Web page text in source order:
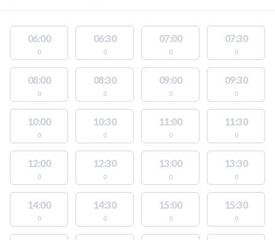
06:00
0
06:30
0
07:00
0
07:30
0
08:00
0
08:30
0
09:00
0
09:30
0
10:00
0
10:30
0
11:00
0
11:30
0
12:00
0
12:30
0
13:00
0
13:30
0
14:00
0
14:30
0
15:00
0
15:30
0